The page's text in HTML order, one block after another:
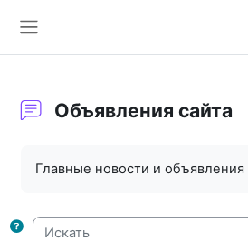
Объявления сайта
Главные новости и объявления
Искать